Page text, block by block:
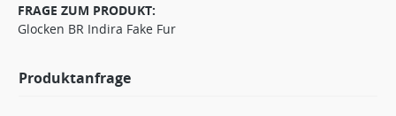
FRAGE ZUM PRODUKT:
Glocken BR Indira Fake Fur
Produktanfrage